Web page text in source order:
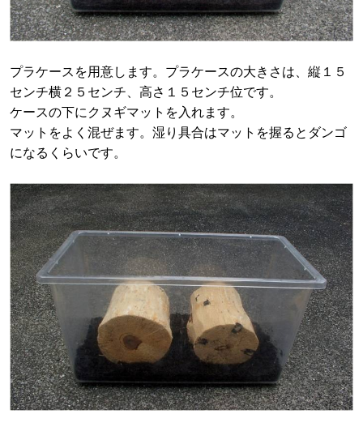
プラケースを用意します。プラケースの大きさは、縦１５
センチ横２５センチ、高さ１５センチ位です。
ケースの下にクヌギマットを入れます。
マットをよく混ぜます。湿り具合はマットを握るとダンゴ
になるくらいです。